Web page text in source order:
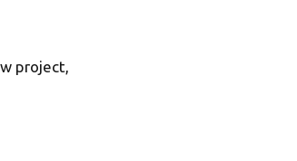
project,